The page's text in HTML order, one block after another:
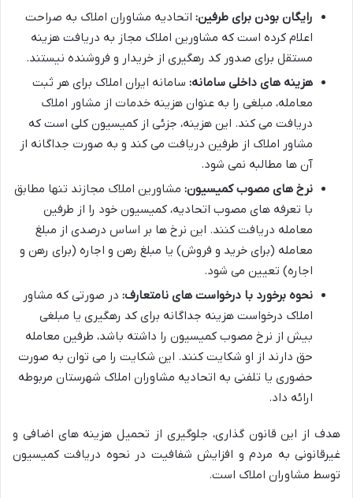
رایگان بودن برای طرفین: اتحادیه مشاوران املاک به صراحت
اعلام کرده است که مشاورین املاک مجاز به دریافت هزینه
مستقل برای صدور کد رهگیری از خریدار و فروشنده نیستند.
هزینه های داخلی سامانه: سامانه ایران املاک برای هر ثبت
معامله، مبلغی را به عنوان هزینه خدمات از مشاور املاک
دریافت می کند. این هزینه، جزئی از کمیسیون کلی است که
مشاور املاک از طرفین دریافت می کند و به صورت جداگانه از
آن ها مطالبه نمی شود.
نرخ های مصوب کمیسیون: مشاورین املاک مجازند تنها مطابق
با تعرفه های مصوب اتحادیه، کمیسیون خود را از طرفین
معامله دریافت کنند. این نرخ ها بر اساس درصدی از مبلغ
معامله (برای خرید و فروش) یا مبلغ رهن و اجاره (برای رهن و
اجاره) تعیین می شود.
نحوه برخورد با درخواست های نامتعارف: در صورتی که مشاور
املاک درخواست هزینه جداگانه برای کد رهگیری یا مبلغی
بیش از نرخ مصوب کمیسیون را داشته باشد، طرفین معامله
حق دارند از او شکایت کنند. این شکایت را می توان به صورت
حضوری یا تلفنی به اتحادیه مشاوران املاک شهرستان مربوطه
ارائه داد.
هدف از این قانون گذاری، جلوگیری از تحمیل هزینه های اضافی و
غیرقانونی به مردم و افزایش شفافیت در نحوه دریافت کمیسیون
توسط مشاوران املاک است.